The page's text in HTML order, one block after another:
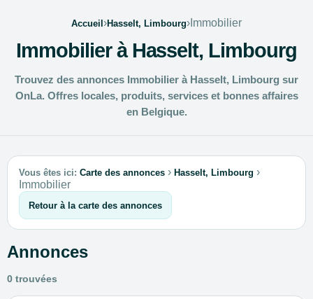
Accueil›Hasselt, Limbourg› Immobilier
Immobilier à Hasselt, Limbourg
Trouvez des annonces Immobilier à Hasselt, Limbourg sur
OnLa. Offres locales, produits, services et bonnes affaires
en Belgique.
Vous êtes ici: Carte des annonces › Hasselt, Limbourg ›
Immobilier
Retour à la carte des annonces
Annonces
0 trouvées